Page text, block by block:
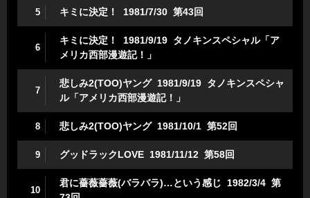
5 キミに決定！ 1981/7/30 第43回
6
キミに決定！ 1981/9/19 タノキンスペシャル「ア
メリカ西部漫遊記！」
7
悲しみ2(TOO)ヤング 1981/9/19 タノキンスペシャ
ル「アメリカ西部漫遊記！」
8 悲しみ2(TOO)ヤング 1981/10/1 第52回
9 グッドラックLOVE 1981/11/12 第58回
10
君に薔薇薔薇(バラバラ)…という感じ 1982/3/4 第